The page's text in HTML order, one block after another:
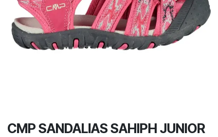
CMP SANDALIAS SAHIPH JUNIOR